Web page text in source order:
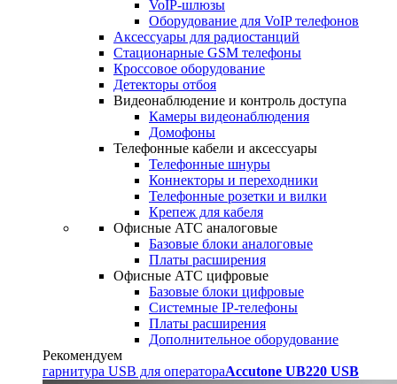
VoIP-шлюзы
Оборудование для VoIP телефонов
Аксессуары для радиостанций
Стационарные GSM телефоны
Кроссовое оборудование
Детекторы отбоя
Видеонаблюдение и контроль доступа
Камеры видеонаблюдения
Домофоны
Телефонные кабели и аксессуары
Телефонные шнуры
Коннекторы и переходники
Телефонные розетки и вилки
Крепеж для кабеля
Офисные АТС аналоговые
Базовые блоки аналоговые
Платы расширения
Офисные АТС цифровые
Базовые блоки цифровые
Системные IP-телефоны
Платы расширения
Дополнительное оборудование
Рекомендуем
гарнитура USB для оператораAccutone UB220 USB